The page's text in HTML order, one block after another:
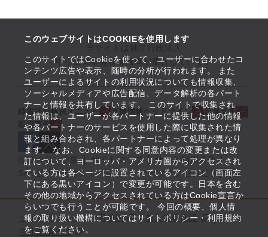
このウェブサイトはCOOKIEを使用します
このサイトではCookieを使って、ユーザーに合わせたコ
ンテンツ広告や表示、随時の分析が行われます。 また
ユーザーによるサイトの利用状況についても情報収集、
ソーシャルメディアや広告配信、データ解析の各パート
ナーと情報を共有しています。 このサイトで収集され
た情報は、ユーザーが各パートナーに提供した他の情報
や各パートナーのサービスを使用した際に収集された情
報と組み合わされ、各パートナーによって処理が異なり
ます。 なお、Cookieに関する同意内容の変更または改
訂について、ヨーロッパ・アメリカ圏からアクセスされ
ている方は各ページに設置されているアイコン（画面左
下にある黒いアイコン）で変更が可能です。日本を含む
その他の地域からアクセスされている方はCookie宣言か
らいつでも行うことが可能です。 今回の概要、個人情
報の取り扱い機構についてはサイトポリシー・利用規約
をご覧ください。
中小企業基盤整備機構が運営しています
経営課題解決メニュー 支援情報ヘッドライン
起業支援
取組事例
役立つリンク集 サイトマップ
サイト利用条件
SNS公式アカウント一覧
ウェブアクセシビリティ
サイトポリシー・利用規約
個人情報保護
中小機構とは